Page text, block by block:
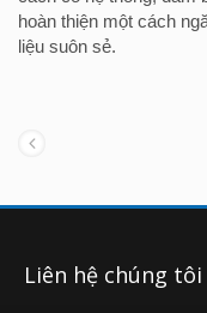
hoàn thiện một cách
liệu suôn sẻ.
Liên hệ chúng tôi